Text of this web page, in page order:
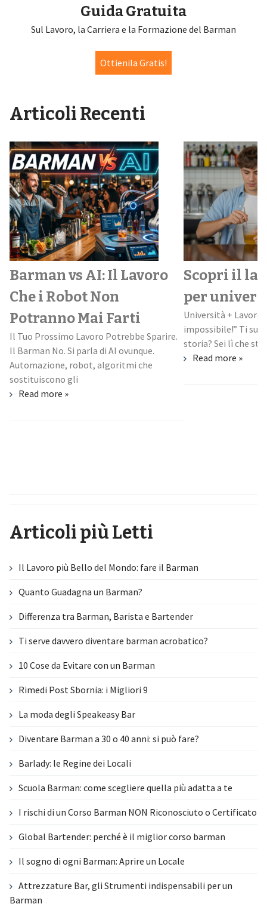
Guida Gratuita
Sul Lavoro, la Carriera e la Formazione del Barman
Ottienila Gratis!
Articoli Recenti
Barman vs AI: Il Lavoro
Che i Robot Non
Potranno Mai Farti
Il Tuo Prossimo Lavoro Potrebbe Sparire.
Il Barman No. Si parla di AI ovunque.
Automazione, robot, algoritmi che
sostituiscono gli
Read more »
Scopri il
per
Università +
impossibile!” Ti
storia? Sei lì che
Read more »
Articoli più Letti
Il Lavoro più Bello del Mondo: fare il Barman
Quanto Guadagna un Barman?
Differenza tra Barman, Barista e Bartender
Ti serve davvero diventare barman acrobatico?
10 Cose da Evitare con un Barman
Rimedi Post Sbornia: i Migliori 9
La moda degli Speakeasy Bar
Diventare Barman a 30 o 40 anni: si può fare?
Barlady: le Regine dei Locali
Scuola Barman: come scegliere quella più adatta a te
I rischi di un Corso Barman NON Riconosciuto o Certificato
Global Bartender: perché è il miglior corso barman
Il sogno di ogni Barman: Aprire un Locale
Attrezzature Bar, gli Strumenti indispensabili per un
Barman